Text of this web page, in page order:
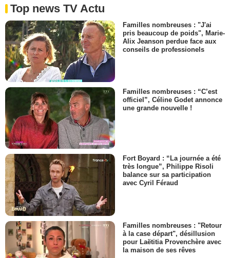
Top news TV Actu
Familles nombreuses : "J'ai
pris beaucoup de poids", Marie-
Alix Jeanson perdue face aux
conseils de professionels
Familles nombreuses : “C’est
officiel”, Céline Godet annonce
une grande nouvelle !
Fort Boyard : “La journée a été
très longue”, Philippe Risoli
balance sur sa participation
avec Cyril Féraud
Familles nombreuses : "Retour
à la case départ", désillusion
pour Laëtitia Provenchère avec
la maison de ses rêves